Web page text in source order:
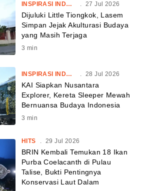
INSPIRASI INDONESIA . 27 Jul 2026
Dijuluki Little Tiongkok, Lasem
Simpan Jejak Akulturasi Budaya
yang Masih Terjaga
3 min
INSPIRASI INDONESIA . 28 Jul 2026
KAI Siapkan Nusantara
Explorer, Kereta Sleeper Mewah
Bernuansa Budaya Indonesia
3 min
HITS . 29 Jul 2026
BRIN Kembali Temukan 18 Ikan
Purba Coelacanth di Pulau
Talise, Bukti Pentingnya
Konservasi Laut Dalam